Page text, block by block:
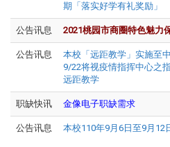
期「落实好学有礼奖励」
公告讯息 2021桃园市商圈特色魅力
公告讯息
本校「远距教学」实施至
9/22将视疫情指挥中心之
远距教学
职缺快讯 金像电子职缺需求
公告讯息 本校110年9月6日至9月12